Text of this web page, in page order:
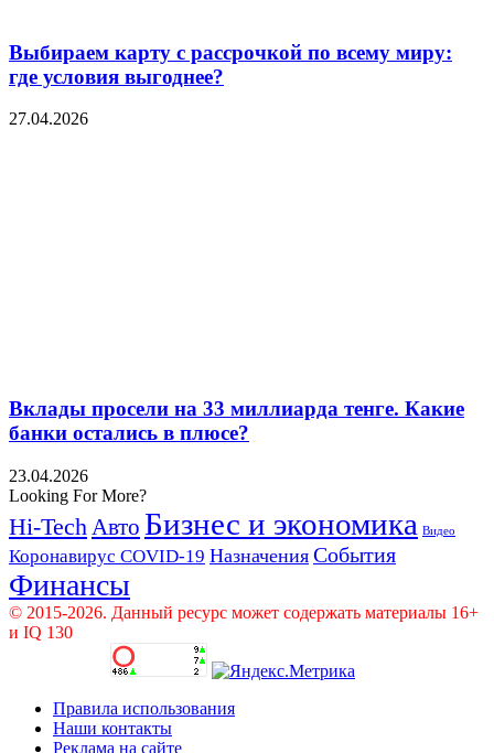
Выбираем карту с рассрочкой по всему миру:
где условия выгоднее?
27.04.2026
Вклады просели на 33 миллиарда тенге. Какие
банки остались в плюсе?
23.04.2026
Looking For More?
Hi-Tech Авто Бизнес и экономика Видео
Коронавирус COVID-19 Назначения События
Финансы
© 2015-2026. Данный ресурс может содержать материалы 16+
и IQ 130
Правила использования
Наши контакты
Реклама на сайте